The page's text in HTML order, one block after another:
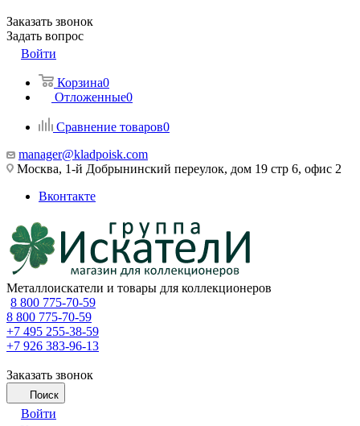
Заказать звонок
Задать вопрос
Войти
Корзина0
Отложенные0
Сравнение товаров0
manager@kladpoisk.com
Москва, 1-й Добрынинский переулок, дом 19 стр 6, офис 2
Вконтакте
Металлоискатели и товары для коллекционеров
8 800 775-70-59
8 800 775-70-59
+7 495 255-38-59
+7 926 383-96-13
Заказать звонок
Поиск
Войти